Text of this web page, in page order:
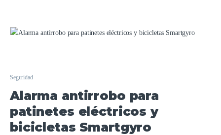
Seguridad
Alarma antirrobo para
patinetes eléctricos y
bicicletas Smartgyro